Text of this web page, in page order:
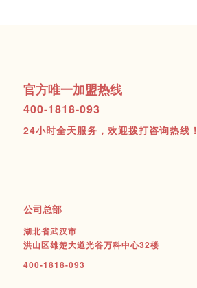
官方唯一加盟热线
400-1818-093
24小时全天服务，欢迎拨打咨询热线！
公司总部
湖北省武汉市
洪山区雄楚大道光谷万科中心32楼
400-1818-093